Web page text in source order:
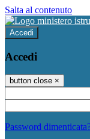
Salta al contenuto
Accedi
Accedi
button close ×
Password